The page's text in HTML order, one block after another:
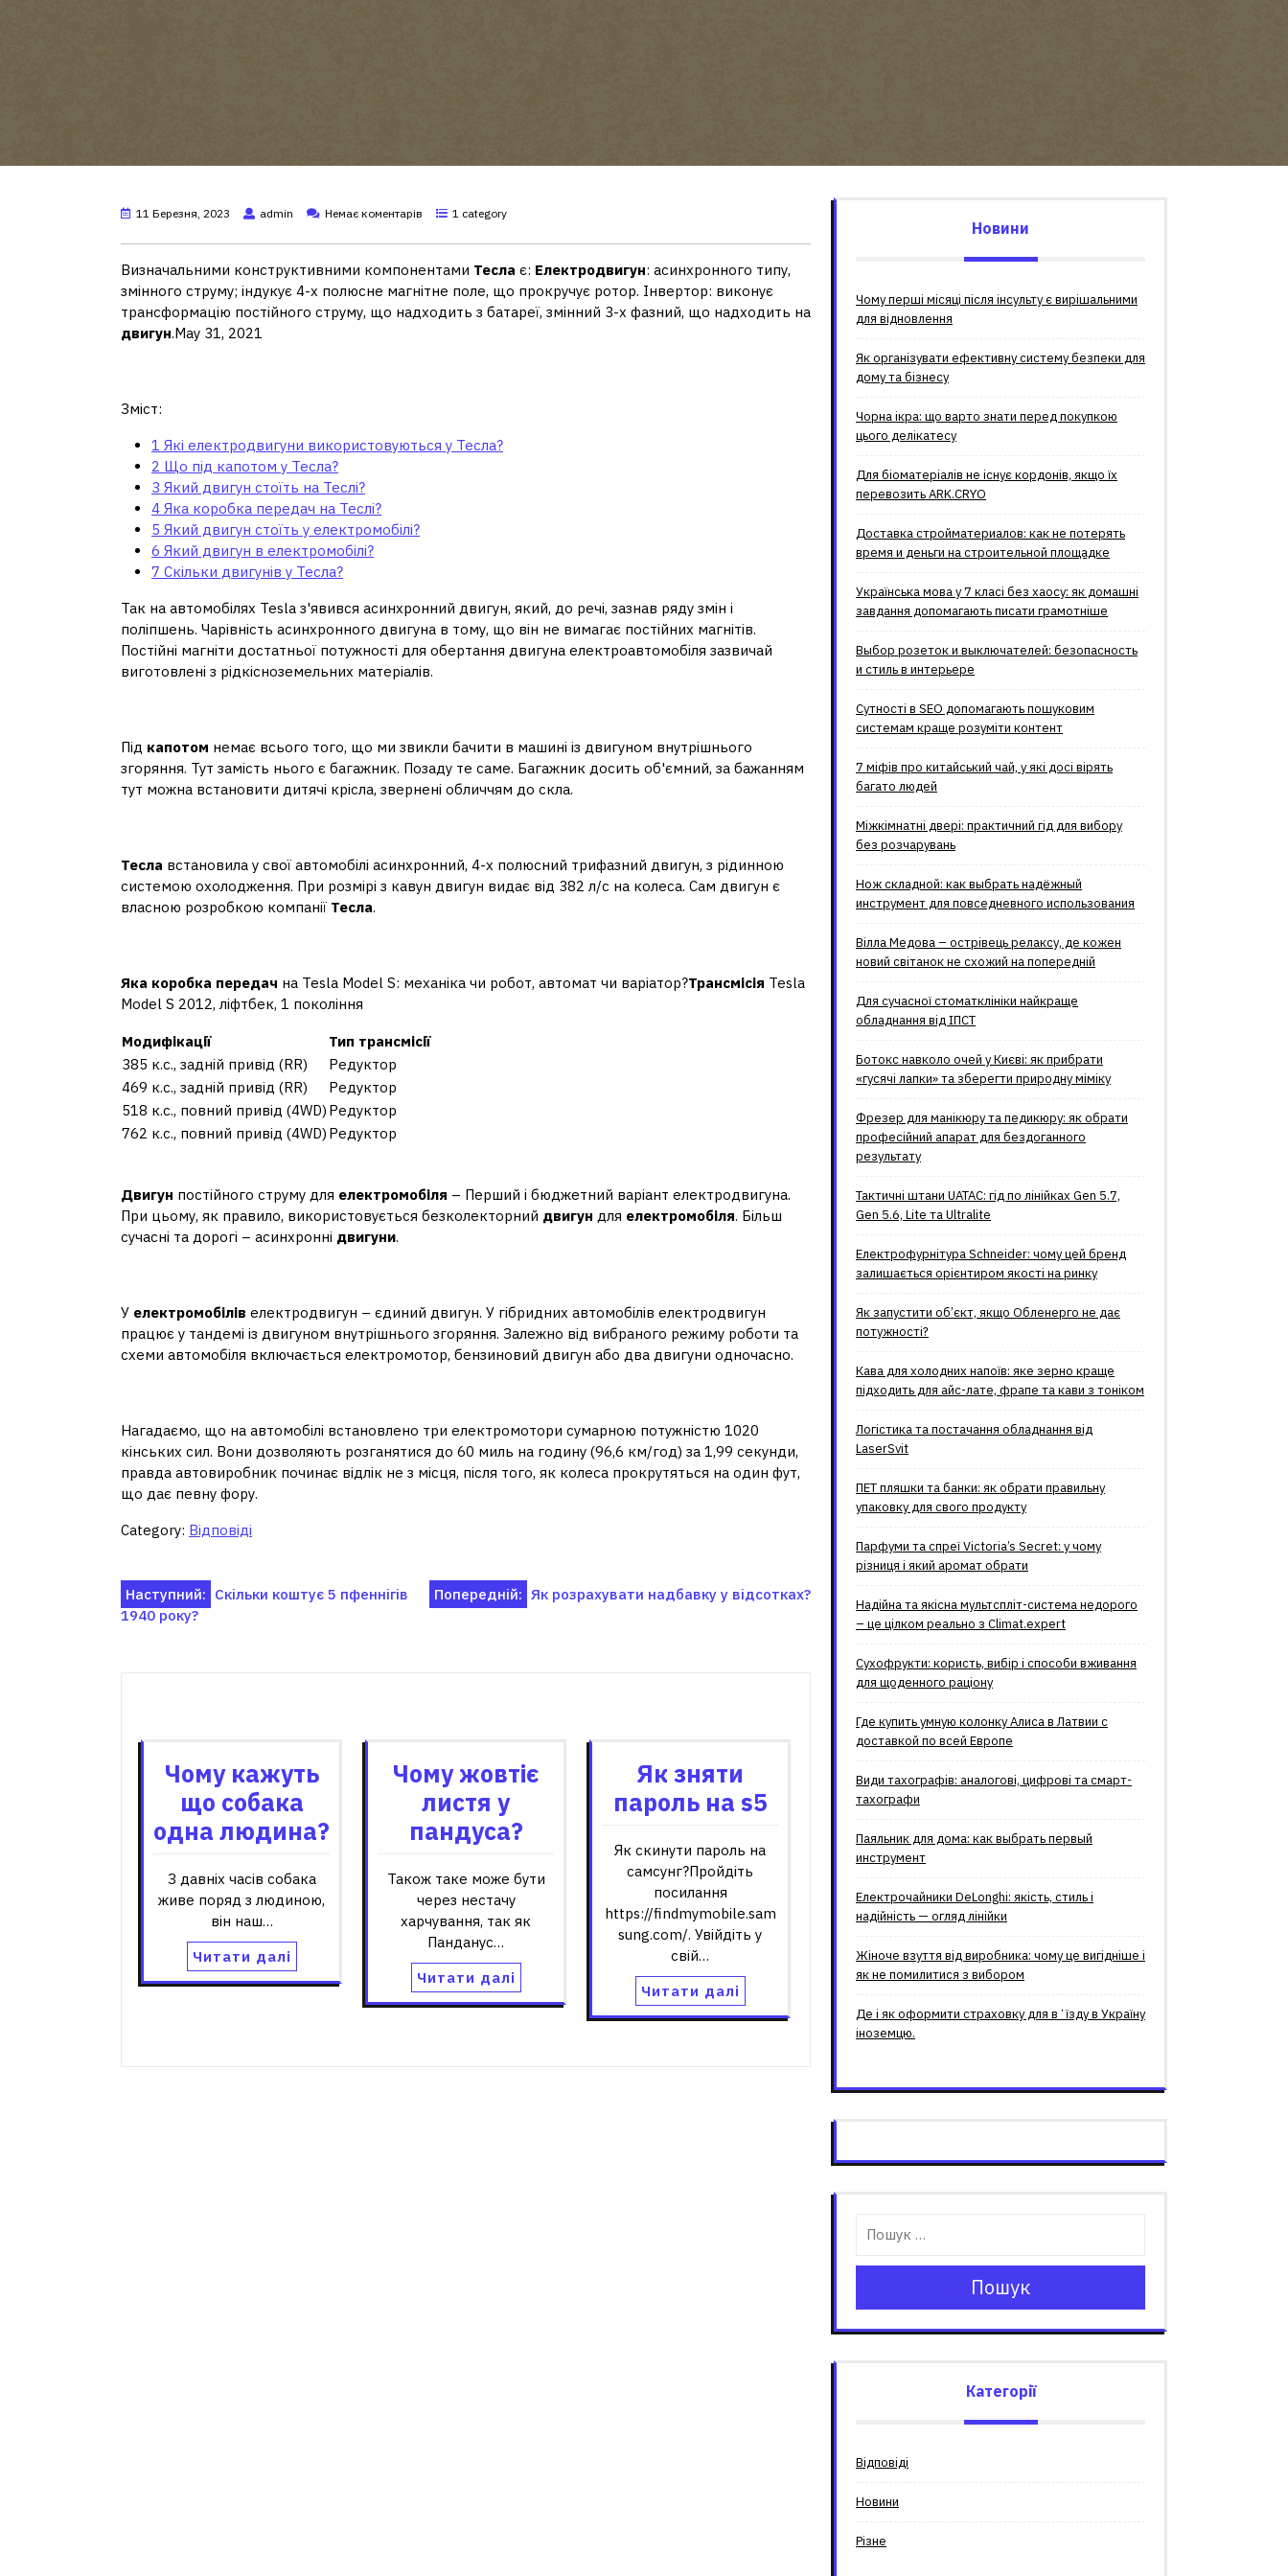
11 Березня, 2023 admin Немає коментарів 1 category
Визначальними конструктивними компонентами Тесла є: Електродвигун: асинхронного типу,
змінного струму; індукує 4-х полюсне магнітне поле, що прокручує ротор. Інвертор: виконує
трансформацію постійного струму, що надходить з батареї, змінний 3-х фазний, що надходить на
двигун.May 31, 2021
Зміст:
1 Які електродвигуни використовуються у Тесла?
2 Що під капотом у Тесла?
3 Який двигун стоїть на Теслі?
4 Яка коробка передач на Теслі?
5 Який двигун стоїть у електромобілі?
6 Який двигун в електромобілі?
7 Скільки двигунів у Тесла?
Так на автомобілях Tesla з'явився асинхронний двигун, який, до речі, зазнав ряду змін і
поліпшень. Чарівність асинхронного двигуна в тому, що він не вимагає постійних магнітів.
Постійні магніти достатньої потужності для обертання двигуна електроавтомобіля зазвичай
виготовлені з рідкісноземельних матеріалів.
Під капотом немає всього того, що ми звикли бачити в машині із двигуном внутрішнього
згоряння. Тут замість нього є багажник. Позаду те саме. Багажник досить об'ємний, за бажанням
тут можна встановити дитячі крісла, звернені обличчям до скла.
Тесла встановила у свої автомобілі асинхронний, 4-х полюсний трифазний двигун, з рідинною
системою охолодження. При розмірі з кавун двигун видає від 382 л/с на колеса. Сам двигун є
власною розробкою компанії Тесла.
Яка коробка передач на Tesla Model S: механіка чи робот, автомат чи варіатор?Трансмісія Tesla
Model S 2012, ліфтбек, 1 покоління
Модифікації
Тип трансмісії
385 к.с., задній привід (RR)
Редуктор
469 к.с., задній привід (RR)
Редуктор
518 к.с., повний привід (4WD) Редуктор
762 к.с., повний привід (4WD) Редуктор
Двигун постійного струму для електромобіля – Перший і бюджетний варіант електродвигуна.
При цьому, як правило, використовується безколекторний двигун для електромобіля. Більш
сучасні та дорогі – асинхронні двигуни.
У електромобілів електродвигун – єдиний двигун. У гібридних автомобілів електродвигун
працює у тандемі із двигуном внутрішнього згоряння. Залежно від вибраного режиму роботи та
схеми автомобіля включається електромотор, бензиновий двигун або два двигуни одночасно.
Нагадаємо, що на автомобілі встановлено три електромотори сумарною потужністю 1020
кінських сил. Вони дозволяють розганятися до 60 миль на годину (96,6 км/год) за 1,99 секунди,
правда автовиробник починає відлік не з місця, після того, як колеса прокрутяться на один фут,
що дає певну фору.
Category: Відповіді
Навігація
Попередній: Як розрахувати надбавку у відсотках?
Наступний: Скільки коштує 5 пфеннігів
1940 року?
Чому кажуть
що собака
одна людина?
З давніх часів собака
живе поряд з людиною,
він наш…
Читати далі
Чому жовтіє
листя у
пандуса?
Також таке може бути
через нестачу
харчування, так як
Панданус…
Читати далі
Як зняти
пароль на s5
Як скинути пароль на
самсунг?Пройдіть
посилання
https://findmymobile.sam
sung.com/. Увійдіть у
свій…
Читати далі
Новини
Чому перші місяці після інсульту є вирішальними
для відновлення
Як організувати ефективну систему безпеки для
дому та бізнесу
Чорна ікра: що варто знати перед покупкою
цього делікатесу
Для біоматеріалів не існує кордонів, якщо їх
перевозить ARK.CRYO
Доставка стройматериалов: как не потерять
время и деньги на строительной площадке
Українська мова у 7 класі без хаосу: як домашні
завдання допомагають писати грамотніше
Выбор розеток и выключателей: безопасность
и стиль в интерьере
Сутності в SEO допомагають пошуковим
системам краще розуміти контент
7 міфів про китайський чай, у які досі вірять
багато людей
Міжкімнатні двері: практичний гід для вибору
без розчарувань
Нож складной: как выбрать надёжный
инструмент для повседневного использования
Вілла Медова – острівець релаксу, де кожен
новий світанок не схожий на попередній
Для сучасної стоматклініки найкраще
обладнання від ІПСТ
Ботокс навколо очей у Києві: як прибрати
«гусячі лапки» та зберегти природну міміку
Фрезер для манікюру та педикюру: як обрати
професійний апарат для бездоганного
результату
Тактичні штани UATAC: гід по лінійках Gen 5.7,
Gen 5.6, Lite та Ultralite
Електрофурнітура Schneider: чому цей бренд
залишається орієнтиром якості на ринку
Як запустити об’єкт, якщо Обленерго не дає
потужності?
Кава для холодних напоїв: яке зерно краще
підходить для айс-лате, фрапе та кави з тоніком
Логістика та постачання обладнання від
LaserSvit
ПЕТ пляшки та банки: як обрати правильну
упаковку для свого продукту
Парфуми та спреї Victoria’s Secret: у чому
різниця і який аромат обрати
Надійна та якісна мультспліт-система недорого
– це цілком реально з Climat.еxpert
Сухофрукти: користь, вибір і способи вживання
для щоденного раціону
Где купить умную колонку Алиса в Латвии с
доставкой по всей Европе
Види тахографів: аналогові, цифрові та смарт-
тахографи
Паяльник для дома: как выбрать первый
инструмент
Електрочайники DeLonghi: якість, стиль і
надійність — огляд лінійки
Жіноче взуття від виробника: чому це вигідніше і
як не помилитися з вибором
Де і як оформити страховку для вʼїзду в Україну
іноземцю.
Пошук
Категорії
Відповіді
Новини
Різне